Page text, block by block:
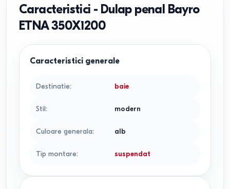
Caracteristici - Dulap penal Bayro
ETNA 350X1200
Caracteristici generale
Destinatie: baie
Stil: modern
Culoare generala: alb
Tip montare: suspendat